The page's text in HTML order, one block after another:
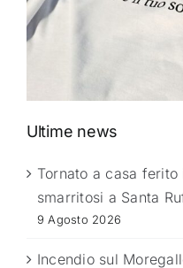
Ultime news
Tornato a casa
smarritosi a Santa
9 Agosto 2026
Incendio sul